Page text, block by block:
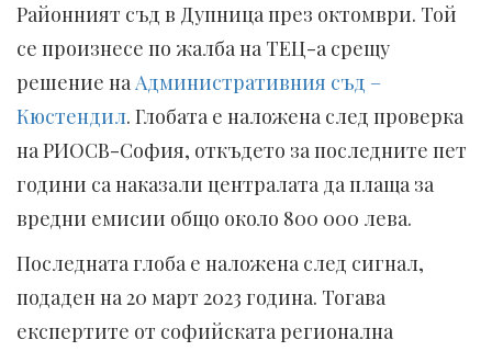
Районният съд в Дупница през октомври. Той
се произнесе по жалба на ТЕЦ-а срещу
решение наАдминистративния съд –
Кюстендил. Глобата е наложена след проверка
на РИОСВ-София, откъдето за последните пет
години са наказали централата да плаща за
вредни емисии общо около 800 000 лева.
Последната глоба е наложена след сигнал,
подаден на 20 март 2023 година. Тогава
експертите от софийската регионална